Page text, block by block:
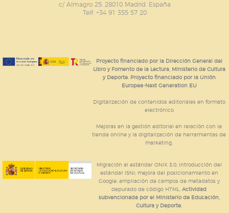
c/ Almagro 25. 28010 Madrid. España
Telf. +34 91 355 57 20
Proyecto financiado por la Dirección General del
Libro y Fomento de la Lectura, Ministerio de Cultura
y Deporte. Proyecto financiado por la Unión
Europea-Next Generation EU
Digitalización de contenidos editoriales en formato
electrónico
Mejoras en la gestión editorial en relación con la
tienda online y la digitalización de herramientas de
marketing.
Migración al estándar ONIX 3.0; introducción del
estándar ISNI; mejora del posicionamiento en
Google; ampliación de campos de metadatos y
depurado de código HTML.Actividad
subvencionada por el Ministerio de Educación,
Cultura y Deporte.